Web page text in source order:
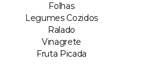
Folhas
Legumes Cozidos
Ralado
Vinagrete
Fruta Picada